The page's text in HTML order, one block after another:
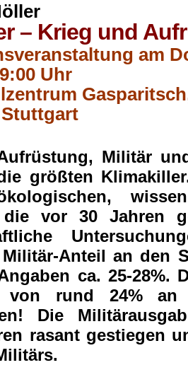
– Krieg und
am
Uhr
Stuttgart
Militär
größten
die vor 30 Jahren
Anteil an den
ca. 25-28%.
rund 24% an
Die
rasant gestiegen